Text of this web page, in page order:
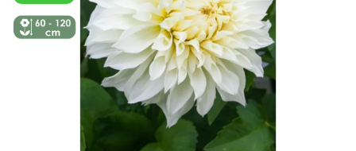
csillag.
↕️ VÝŠKA 60
- 120 CM